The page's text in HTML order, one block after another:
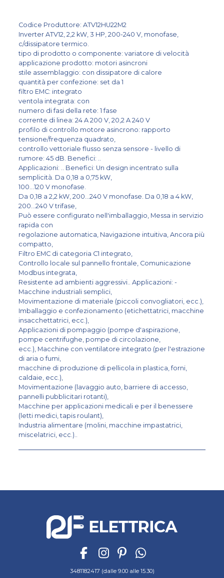
Codice Produttore: ATV12HU22M2
Inverter ATV12, 2,2 kW, 3 HP, 200-240 V, monofase,
c/dissipatore termico.
tipo di prodotto o componente: variatore di velocità
applicazione prodotto: motori asincroni
stile assemblaggio: con dissipatore di calore
quantità per confezione: set da 1
filtro EMC: integrato
ventola integrata: con
numero di fasi della rete: 1 fase
corrente di linea: 24 A 200 V, 20,2 A 240 V
profilo di controllo motore asincrono: rapporto
tensione/frequenza quadrato,
controllo vettoriale flusso senza sensore - livello di
rumore: 45 dB. Benefici: ..
Applicazioni: .. Benefici: Un design incentrato sulla
semplicità. Da 0,18 a 0,75 kW,
100…120 V monofase.
Da 0,18 a 2,2 kW, 200…240 V monofase. Da 0,18 a 4 kW,
200…240 V trifase,
Può essere configurato nell'imballaggio, Messa in servizio
rapida con
regolazione automatica, Navigazione intuitiva, Ancora più
compatto,
Filtro EMC di categoria C1 integrato,
Controllo locale sul pannello frontale, Comunicazione
Modbus integrata,
Resistente ad ambienti aggressivi.. Applicazioni: -
Macchine industriali semplici,
Movimentazione di materiale (piccoli convogliatori, ecc.),
Imballaggio e confezionamento (etichettatrici, macchine
insacchettatrici, ecc.),
Applicazioni di pompaggio (pompe d'aspirazione,
pompe centrifughe, pompe di circolazione,
ecc.), Macchine con ventilatore integrato (per l'estrazione
di aria o fumi,
macchine di produzione di pellicola in plastica, forni,
caldaie, ecc.),
Movimentazione (lavaggio auto, barriere di accesso,
pannelli pubblicitari rotanti),
Macchine per applicazioni medicali e per il benessere
(letti medici, tapis roulant),
Industria alimentare (molini, macchine impastatrici,
miscelatrici, ecc.)..
3481182417 (dalle 9.00 alle 15.30)